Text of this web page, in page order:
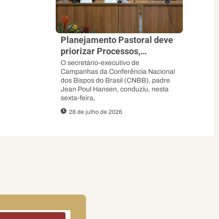
Planejamento Pastoral deve
priorizar Processos,
Sinodalidade e abertura ao
Espírito, orienta padre Jean
Poul
O secretário-executivo de
Campanhas da Conferência Nacional
dos Bispos do Brasil (CNBB), padre
Jean Poul Hansen, conduziu, nesta
sexta-feira,
28 de julho de 2026